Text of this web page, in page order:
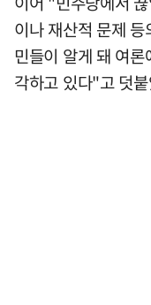
이나 재산적 문제
민들이 알게 돼 여
각하고 있다"고 덧